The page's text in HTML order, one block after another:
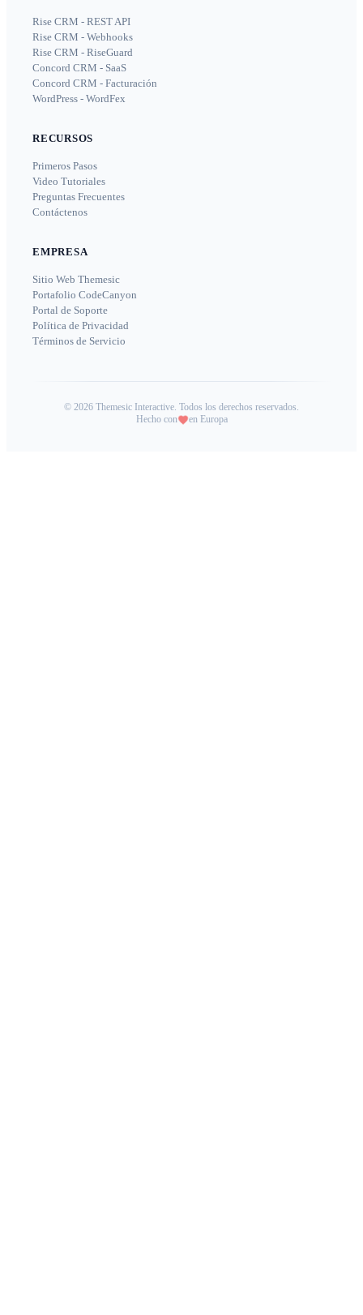
Rise CRM - REST API
Rise CRM - Webhooks
Rise CRM - RiseGuard
Concord CRM - SaaS
Concord CRM - Facturación
WordPress - WordFex
RECURSOS
Primeros Pasos
Video Tutoriales
Preguntas Frecuentes
Contáctenos
EMPRESA
Sitio Web Themesic
Portafolio CodeCanyon
Portal de Soporte
Política de Privacidad
Términos de Servicio
© 2026 Themesic Interactive. Todos los derechos reservados.
Hecho con
en Europa